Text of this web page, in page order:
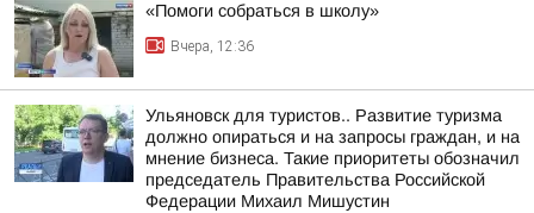
«Помоги собраться в школу»
Вчера, 12:36
Ульяновск для туристов.. Развитие туризма
должно опираться и на запросы граждан, и на
мнение бизнеса. Такие приоритеты обозначил
председатель Правительства Российской
Федерации Михаил Мишустин